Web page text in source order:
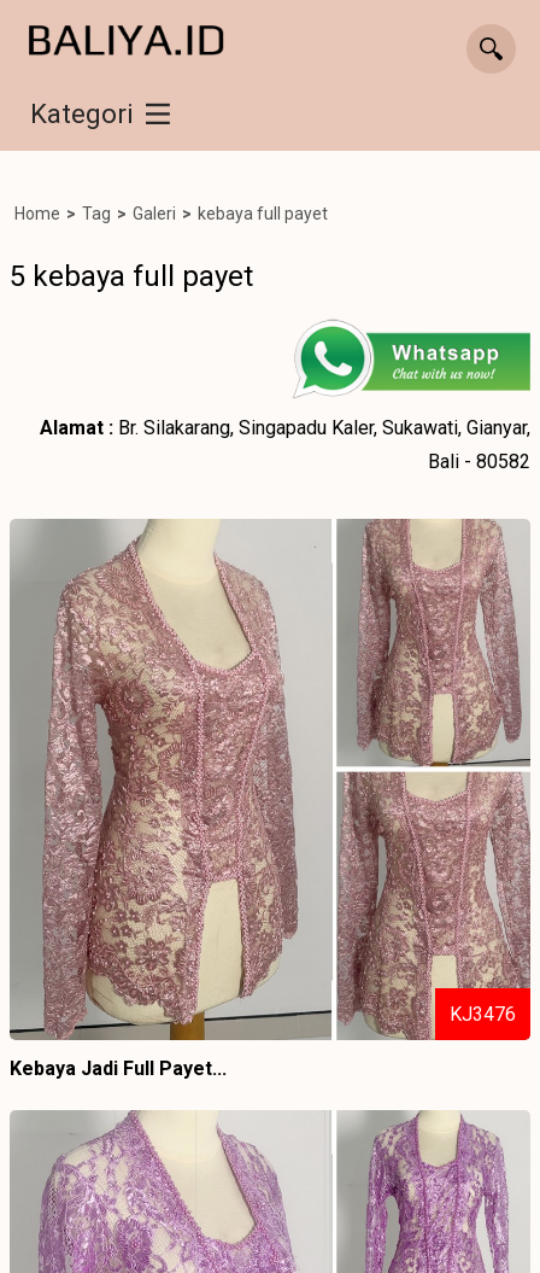
Kategori
Home > Tag > Galeri > kebaya full payet
5 kebaya full payet
Alamat : Br. Silakarang, Singapadu Kaler, Sukawati, Gianyar,
Bali - 80582
KJ3476
Kebaya Jadi Full Payet...